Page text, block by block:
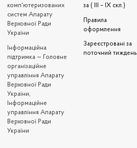
комп'ютеризованих
систем Апарату
Верховної Ради
України
Iнформаційна
підтримка — Головне
організаційне
управління Апарату
Верховної Ради
України,
Інформаційне
управління Апарату
Верховної Ради
України
за ( III – IX скл.)
Правила
оформлення
Зареєстровані за
поточний тиждень